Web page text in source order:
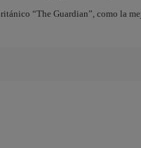
“The Guardian”, como la